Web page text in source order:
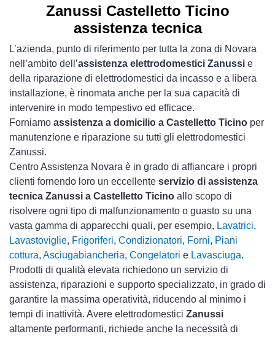
Zanussi Castelletto Ticino
assistenza tecnica
L’azienda, punto di riferimento per tutta la zona di Novara
nell’ambito dell’assistenza elettrodomestici Zanussi e
della riparazione di elettrodomestici da incasso e a libera
installazione, è rinomata anche per la sua capacità di
intervenire in modo tempestivo ed efficace.
Forniamo assistenza a domicilio a Castelletto Ticino per
manutenzione e riparazione su tutti gli elettrodomestici
Zanussi.
Centro Assistenza Novara è in grado di affiancare i propri
clienti fornendo loro un eccellente servizio di assistenza
tecnica Zanussi a Castelletto Ticino allo scopo di
risolvere ogni tipo di malfunzionamento o guasto su una
vasta gamma di apparecchi quali, per esempio, Lavatrici,
Lavastoviglie, Frigoriferi, Condizionatori, Forni, Piani
cottura, Asciugabiancheria, Congelatori e Lavasciuga.
Prodotti di qualità elevata richiedono un servizio di
assistenza, riparazioni e supporto specializzato, in grado di
garantire la massima operatività, riducendo al minimo i
tempi di inattività. Avere elettrodomestici Zanussi
altamente performanti, richiede anche la necessità di